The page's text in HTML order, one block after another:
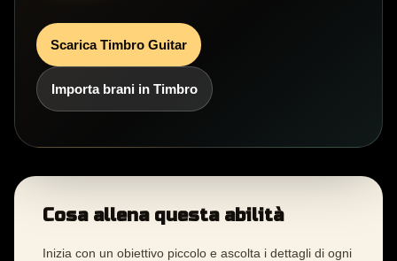
Scarica Timbro Guitar
Importa brani in Timbro
Cosa allena questa abilità
Inizia con un obiettivo piccolo e ascolta i dettagli di ogni